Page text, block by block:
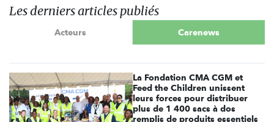
Les derniers articles publiés
Acteurs Carenews
La Fondation CMA CGM et
Feed the Children unissent
leurs forces pour distribuer
plus de 1 400 sacs à dos
remplis de produits essentiels